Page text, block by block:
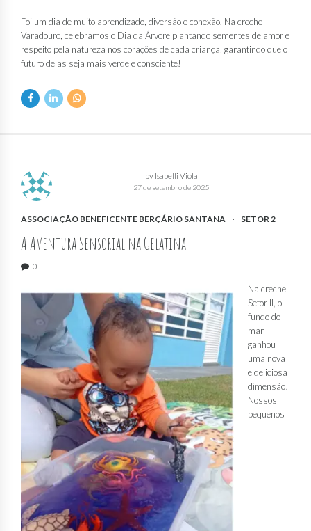
Foi um dia de muito aprendizado, diversão e conexão. Na creche
Varadouro, celebramos o Dia da Árvore plantando sementes de amor e
respeito pela natureza nos corações de cada criança, garantindo que o
futuro delas seja mais verde e consciente!
by Isabelli Viola
27 de setembro de 2025
ASSOCIAÇÃO BENEFICENTE BERÇÁRIO SANTANA SETOR 2
A Aventura Sensorial na Gelatina
0
Na creche
Setor II, o
fundo do
mar
ganhou
uma nova
e deliciosa
dimensão!
Nossos
pequenos